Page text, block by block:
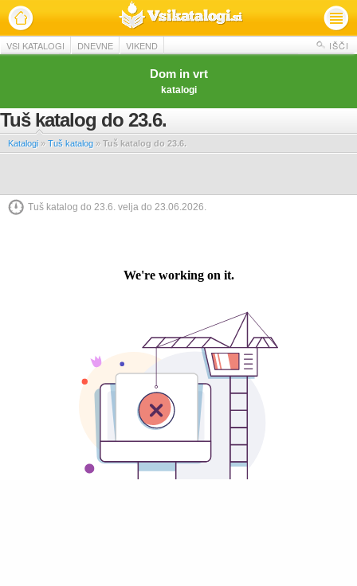
VSI KATALOGI DNEVNE VIKEND IŠČI
Dom in vrt
katalogi
Tuš katalog do 23.6.
Katalogi » Tuš katalog » Tuš katalog do 23.6.
Tuš katalog do 23.6. velja do 23.06.2026.